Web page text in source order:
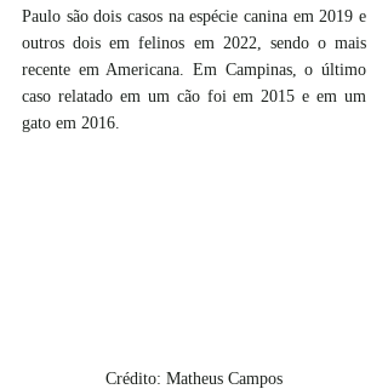
Paulo são dois casos na espécie canina em 2019 e
outros dois em felinos em 2022, sendo o mais
recente em Americana. Em Campinas, o último
caso relatado em um cão foi em 2015 e em um
gato em 2016.
Crédito: Matheus Campos